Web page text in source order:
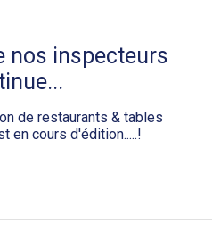
nos inspecteurs
de restaurants & tables
en cours d'édition.....!